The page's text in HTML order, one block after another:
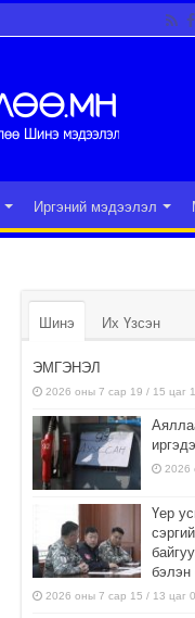
Иргэний мэдээлэл
Шинэ Их Үзсэн
ЭМГЭНЭЛ
2026 оны 7 сар 19 / 15 цаг
2026
Үер
2026 оны 7 сар 15 / 13 цаг